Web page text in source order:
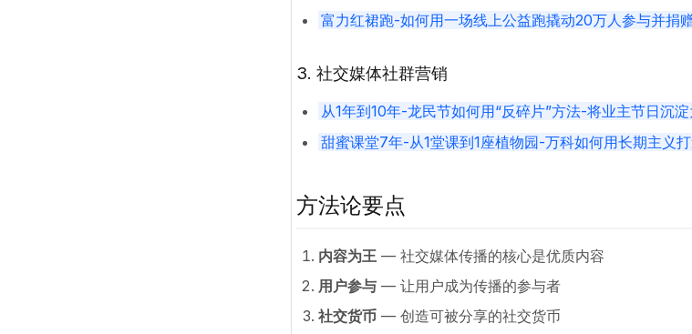
富力红裙跑-如何用一场线上公益跑撬动20万人参与并捐
3. 社交媒体社群营销
从1年到10年-龙民节如何用“反碎片”方法-将业主节日沉
甜蜜课堂7年-从1堂课到1座植物园-万科如何用长期主义
方法论要点
内容为王 — 社交媒体传播的核心是优质内容
用户参与 — 让用户成为传播的参与者
社交货币 — 创造可被分享的社交货币